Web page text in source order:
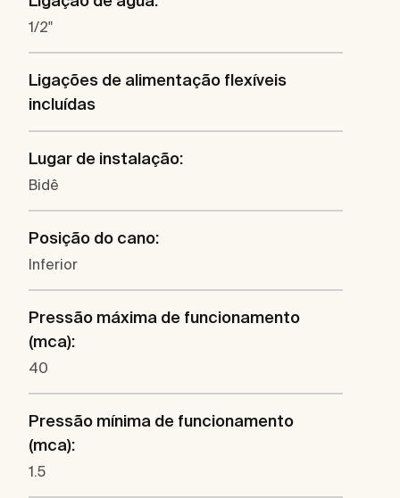
1/2"
Ligações de alimentação flexíveis
incluídas
Lugar de instalação:
Bidê
Posição do cano:
Inferior
Pressão máxima de funcionamento
(mca):
40
Pressão mínima de funcionamento
(mca):
1.5